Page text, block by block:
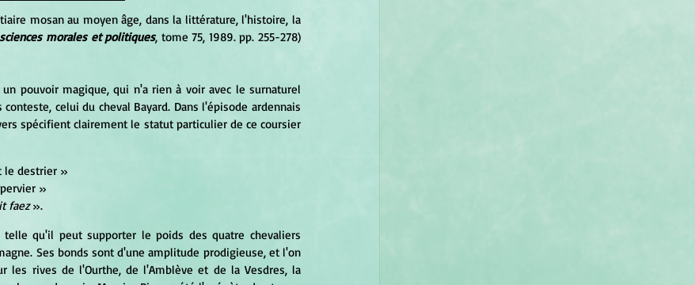
mosan au moyen âge, dans la littérature, l'histoire, la
morales et politiques, tome 75, 1989. pp. 255-278)
celui du cheval Bayard. Dans l'épisode ardennais
spécifient clairement le statut particulier de ce coursier
le destrier »
»
faez ».
Ses bonds sont d'une amplitude prodigieuse, et l'on
les rives de l'Ourthe, de l'Amblève et de la Vesdres, la